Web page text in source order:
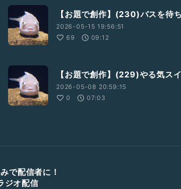
【お題で創作】(230)バスを待
2026-05-15 19:56:51
69
09:12
【お題で創作】(229)やる気ス
2026-05-08 20:59:15
0
07:03
で配信者に！
ジオ配信